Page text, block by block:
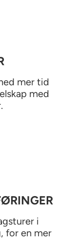
mer tid
med
i
for en mer